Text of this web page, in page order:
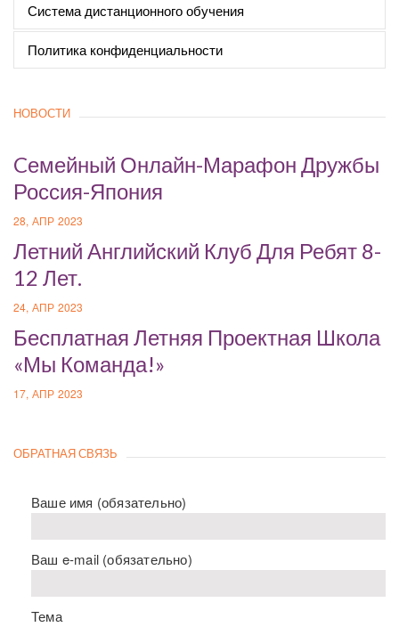
Система дистанционного обучения
Политика конфиденциальности
НОВОСТИ
Cемейный Онлайн-Марафон Дружбы
Россия-Япония
28, АПР 2023
Летний Английский Клуб Для Ребят 8-
12 Лет.
24, АПР 2023
Бесплатная Летняя Проектная Школа
«Мы Команда!»
17, АПР 2023
ОБРАТНАЯ СВЯЗЬ
Ваше имя (обязательно)
Ваш e-mail (обязательно)
Тема